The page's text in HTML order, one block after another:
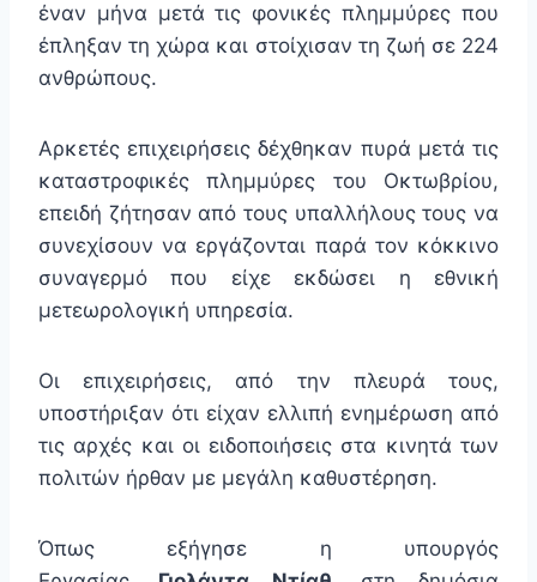
έναν μήνα μετά τις φονικές πλημμύρες που
έπληξαν τη χώρα και στοίχισαν τη ζωή σε 224
ανθρώπους.
Αρκετές επιχειρήσεις δέχθηκαν πυρά μετά τις
καταστροφικές πλημμύρες του Οκτωβρίου,
επειδή ζήτησαν από τους υπαλλήλους τους να
συνεχίσουν να εργάζονται παρά τον κόκκινο
συναγερμό που είχε εκδώσει η εθνική
μετεωρολογική υπηρεσία.
Οι επιχειρήσεις, από την πλευρά τους,
υποστήριξαν ότι είχαν ελλιπή ενημέρωση από
τις αρχές και οι ειδοποιήσεις στα κινητά των
πολιτών ήρθαν με μεγάλη καθυστέρηση.
Όπως εξήγησε η υπουργός